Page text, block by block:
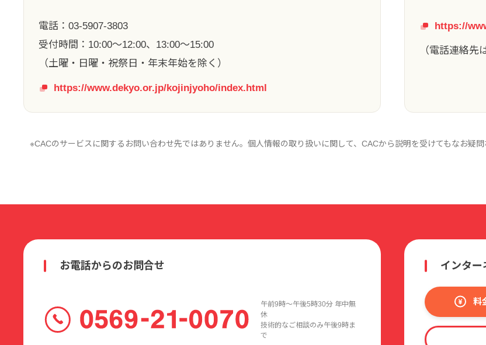
電話：03-5907-3803
受付時間：10:00～12:00、13:00～15:00
（土曜・日曜・祝祭日・年末年始を除く）
https://www.dekyo.or.jp/kojinjyoho/index.html
https://
（電話連絡先
※CACのサービスに関するお問い合わせ先ではありません。個人情報の取り扱いに関して、CACから説明を受けてもなお疑
お電話からのお問合せ
午前9時〜午後5時30分 年中無
休
技術的なご相談のみ午後9時ま
で
インター
料